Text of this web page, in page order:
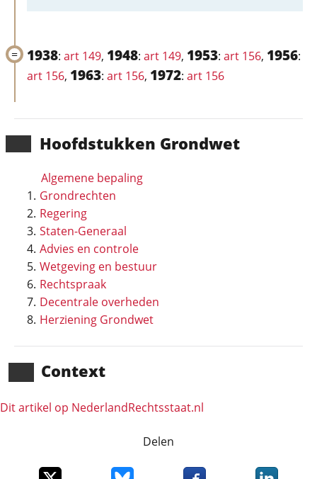
Hoofd­stukken Grondwet
Algemene bepaling
Grondrechten
Regering
Staten-Generaal
Advies en controle
Wetgeving en bestuur
Rechtspraak
Decentrale overheden
Herziening Grondwet
Context
Dit artikel op NederlandRechts­staat.nl
1938: art 149, 1948: art 149, 1953: art 156, 1956:
art 156, 1963: art 156, 1972: art 156
Delen
Deel dit item op XDeel dit item op Bluesky
Deel dit item opDeel dit